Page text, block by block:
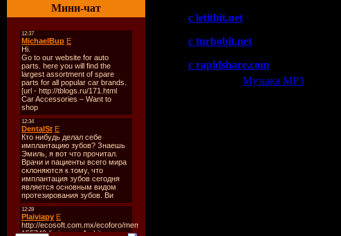
Мини-чат
c letitbit.net
c turbobit.net
c rapidshare.com
Музыка МР3